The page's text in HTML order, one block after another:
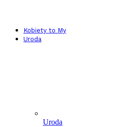
Kobiety to My
Uroda
Uroda